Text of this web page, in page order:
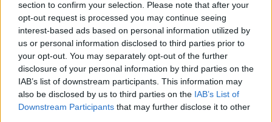
section to confirm your selection. Please note that after your
opt-out request is processed you may continue seeing
interest-based ads based on personal information utilized by
us or personal information disclosed to third parties prior to
your opt-out. You may separately opt-out of the further
disclosure of your personal information by third parties on the
IAB’s list of downstream participants. This information may
also be disclosed by us to third parties on the IAB’s List of
Downstream Participants that may further disclose it to other
Implementar modelos de simulación para tráfico,
demanda u otras áreas clave.
Aplicar técnicas de machine learning y análisis avanzado.
Evaluar escenarios estratégicos mediante herramientas
predictivas.
Impulso de la cultura del dato dentro de la organización
Colaborar en formaciones internas sobre el uso y gestión
de datos.